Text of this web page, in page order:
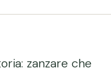
zanzare che